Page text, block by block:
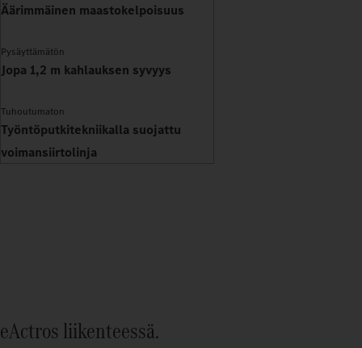
Äärimmäinen maastokelpoisuus
Pysäyttämätön
Jopa 1,2 m kahlauksen syvyys
Tuhoutumaton
Työntöputkitekniikalla suojattu
voimansiirtolinja
eActros liikenteessä.